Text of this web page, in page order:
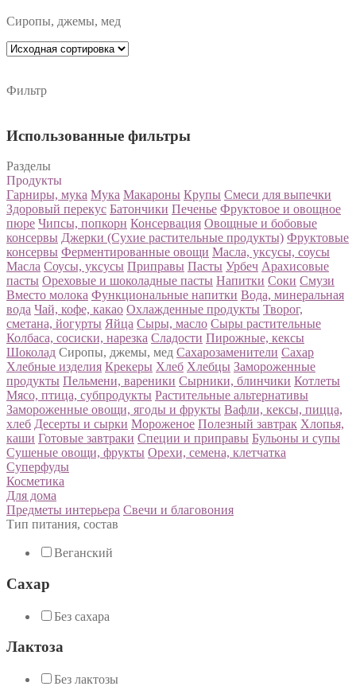
Сиропы, джемы, мед
Фильтр
Использованные фильтры
Разделы
Продукты
Гарниры, мука Мука Макароны Крупы Смеси для выпечки
Здоровый перекус Батончики Печенье Фруктовое и овощное
пюре Чипсы, попкорн Консервация Овощные и бобовые
консервы Джерки (Сухие растительные продукты) Фруктовые
консервы Ферментированные овощи Масла, уксусы, соусы
Масла Соусы, уксусы Приправы Пасты Урбеч Арахисовые
пасты Ореховые и шоколадные пасты Напитки Соки Смузи
Вместо молока Функциональные напитки Вода, минеральная
вода Чай, кофе, какао Охлажденные продукты Творог,
сметана, йогурты Яйца Сыры, масло Сыры растительные
Колбаса, сосиски, нарезка Сладости Пирожные, кексы
Шоколад Сиропы, джемы, мед Сахарозаменители Сахар
Хлебные изделия Крекеры Хлеб Хлебцы Замороженные
продукты Пельмени, вареники Сырники, блинчики Котлеты
Мясо, птица, субпродукты Растительные альтернативы
Замороженные овощи, ягоды и фрукты Вафли, кексы, пицца,
хлеб Десерты и сырки Мороженое Полезный завтрак Хлопья,
каши Готовые завтраки Специи и приправы Бульоны и супы
Сушеные овощи, фрукты Орехи, семена, клетчатка
Суперфуды
Косметика
Для дома
Предметы интерьера Свечи и благовония
Тип питания, состав
Веганский
Сахар
Без сахара
Лактоза
Без лактозы